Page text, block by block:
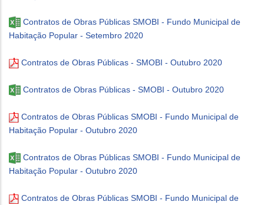
Contratos de Obras Públicas SMOBI - Fundo Municipal de
Habitação Popular - Setembro 2020
Contratos de Obras Públicas - SMOBI - Outubro 2020
Contratos de Obras Públicas - SMOBI - Outubro 2020
Contratos de Obras Públicas SMOBI - Fundo Municipal de
Habitação Popular - Outubro 2020
Contratos de Obras Públicas SMOBI - Fundo Municipal de
Habitação Popular - Outubro 2020
Contratos de Obras Públicas SMOBI - Fundo Municipal de